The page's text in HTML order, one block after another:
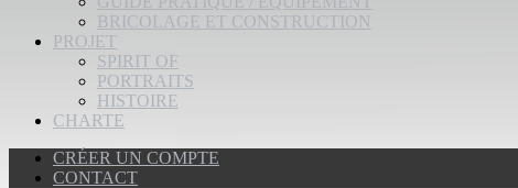
BRICOLAGE ET CONSTRUCTION
PROJET
SPIRIT OF
PORTRAITS
HISTOIRE
CHARTE
CRÉER UN COMPTE
CONTACT